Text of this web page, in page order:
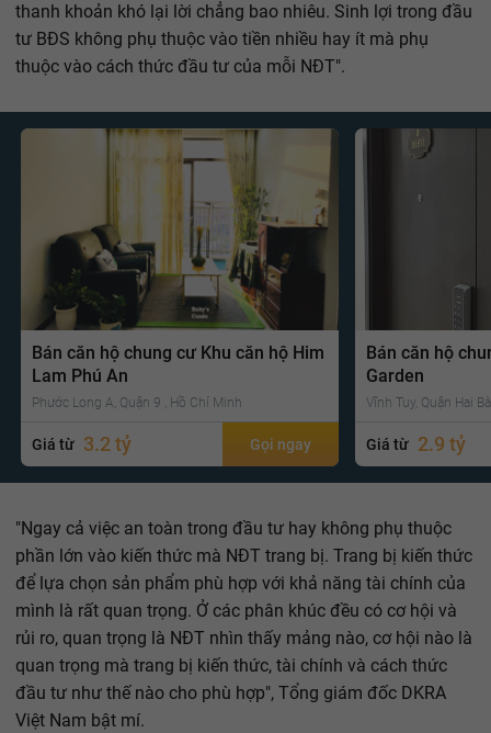
thanh khoản khó lại lời chẳng bao nhiêu. Sinh lợi trong đầu
tư BĐS không phụ thuộc vào tiền nhiều hay ít mà phụ
thuộc vào cách thức đầu tư của mỗi NĐT".
Bán căn hộ chung cư Khu căn hộ Him
Lam Phú An
Phước Long A, Quận 9 , Hồ Chí Minh
Giá từ 3.2 tỷ Gọi ngay
Bán căn hộ
Garden
Vĩnh Tuy, Quận Hai
Giá từ 2.9 tỷ
"Ngay cả việc an toàn trong đầu tư hay không phụ thuộc
phần lớn vào kiến thức mà NĐT trang bị. Trang bị kiến thức
để lựa chọn sản phẩm phù hợp với khả năng tài chính của
mình là rất quan trọng. Ở các phân khúc đều có cơ hội và
rủi ro, quan trọng là NĐT nhìn thấy mảng nào, cơ hội nào là
quan trọng mà trang bị kiến thức, tài chính và cách thức
đầu tư như thế nào cho phù hợp", Tổng giám đốc DKRA
Việt Nam bật mí.